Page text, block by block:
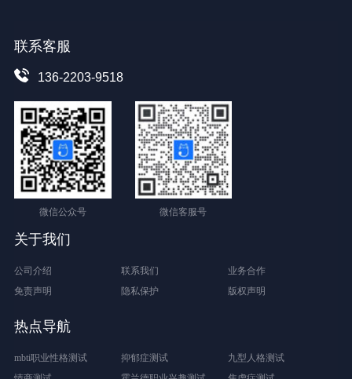
联系客服
136-2203-9518
微信公众号 微信客服号
关于我们
公司介绍 联系我们
业务合作
免责声明
隐私保护 版权声明
热点导航
mbti职业性格测试 抑郁症测试
九型人格测试